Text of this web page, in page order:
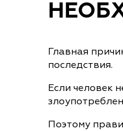
Главная
последствия.
Если человек
Поэтому